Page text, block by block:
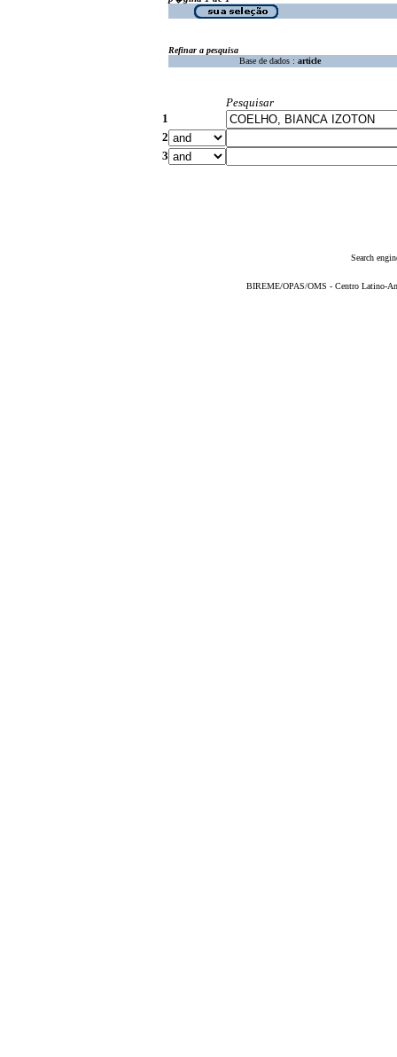
Refinar a pesquisa
Base de dados : article
Pesquisar
1
2
3
Search
BIREME/OPAS/OMS - Centro Latino-